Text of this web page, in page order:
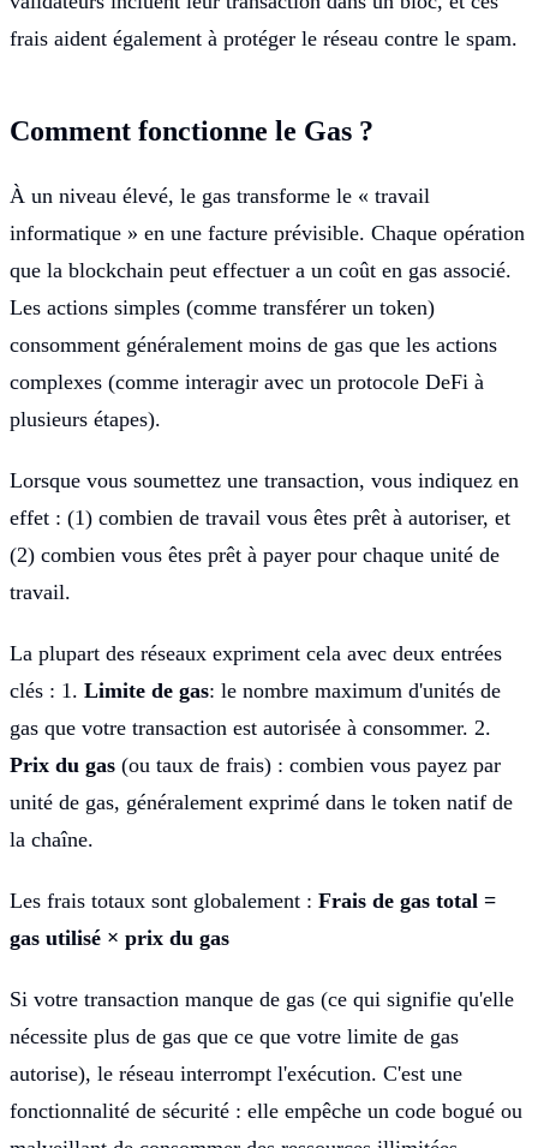
frais aident également à protéger le réseau contre le spam.
Comment fonctionne le Gas ?
À un niveau élevé, le gas transforme le « travail
informatique » en une facture prévisible. Chaque opération
que la blockchain peut effectuer a un coût en gas associé.
Les actions simples (comme transférer un token)
consomment généralement moins de gas que les actions
complexes (comme interagir avec un protocole DeFi à
plusieurs étapes).
Lorsque vous soumettez une transaction, vous indiquez en
effet : (1) combien de travail vous êtes prêt à autoriser, et
(2) combien vous êtes prêt à payer pour chaque unité de
travail.
La plupart des réseaux expriment cela avec deux entrées
clés : 1. Limite de gas: le nombre maximum d'unités de
gas que votre transaction est autorisée à consommer. 2.
Prix du gas (ou taux de frais) : combien vous payez par
unité de gas, généralement exprimé dans le token natif de
la chaîne.
Les frais totaux sont globalement : Frais de gas total =
gas utilisé × prix du gas
Si votre transaction manque de gas (ce qui signifie qu'elle
nécessite plus de gas que ce que votre limite de gas
autorise), le réseau interrompt l'exécution. C'est une
fonctionnalité de sécurité : elle empêche un code bogué ou